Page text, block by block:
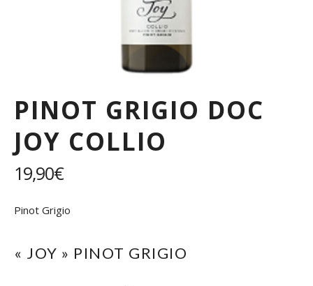
PINOT GRIGIO DOC
JOY COLLIO
19,90€
Pinot Grigio
« JOY » PINOT GRIGIO